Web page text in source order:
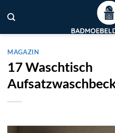
Inhalt
springen
MAGAZIN
17 Waschtisch